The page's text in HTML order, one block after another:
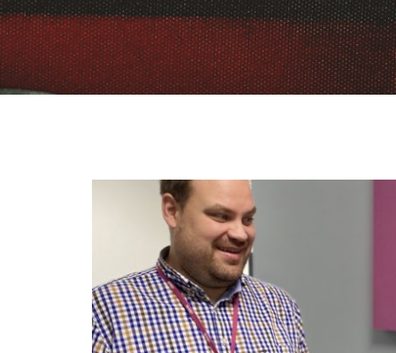
sisältömarkkinoinnin
kumppaniksi
Storyboundin